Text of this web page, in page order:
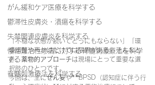
がん緩和ケア医療を科学する
鬱滞性皮膚炎・潰瘍を科学する
失禁関連皮膚炎を科学する
慢性難治性疼痛に対する脊髄刺激療法を科学
する
脊髄刺激療法を科学する
「不穏な状態が続いてどうにもならない」「環
境調整や声かけだけでは限界がある」そんなと
き、 薬物的アプローチは現場にとって重要な選
択肢のひとつです。
今回は、主にせん妄や**BPSD（認知症に伴う行